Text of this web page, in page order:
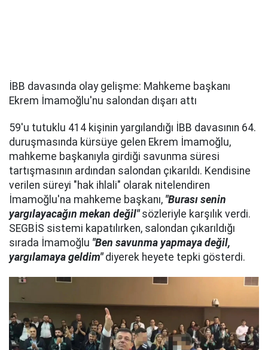
İBB davasında olay gelişme: Mahkeme başkanı
Ekrem İmamoğlu'nu salondan dışarı attı
59'u tutuklu 414 kişinin yargılandığı İBB davasının 64.
duruşmasında kürsüye gelen Ekrem İmamoğlu,
mahkeme başkanıyla girdiği savunma süresi
tartışmasının ardından salondan çıkarıldı. Kendisine
verilen süreyi "hak ihlali" olarak nitelendiren
İmamoğlu'na mahkeme başkanı, "Burası senin
yargılayacağın mekan değil"sözleriyle karşılık verdi.
SEGBİS sistemi kapatılırken, salondan çıkarıldığı
sırada İmamoğlu "Ben savunma yapmaya değil,
yargılamaya geldim"diyerek heyete tepki gösterdi.